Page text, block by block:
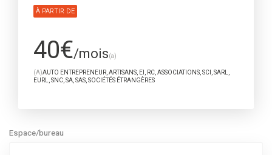
À PARTIR DE
40€/mois(a)
(A)AUTO ENTREPRENEUR, ARTISANS, EI, RC, ASSOCIATIONS, SCI, SARL,
EURL, SNC, SA, SAS, SOCIÉTÉS ÉTRANGÈRES
Espace/bureau